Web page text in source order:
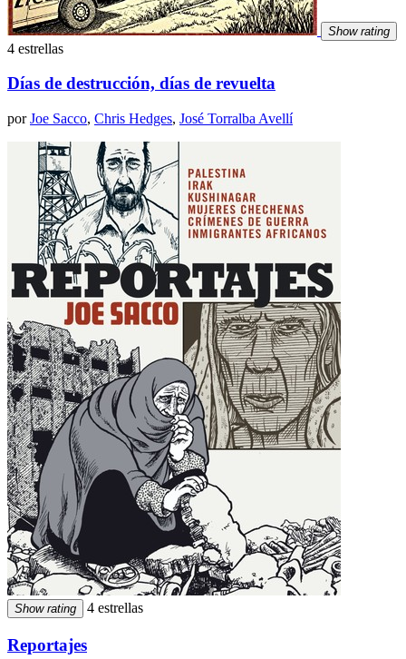
Show rating
4 estrellas
Días de destrucción, días de revuelta
porJoe Sacco, Chris Hedges, José Torralba Avellí
Show rating 4 estrellas
Reportajes